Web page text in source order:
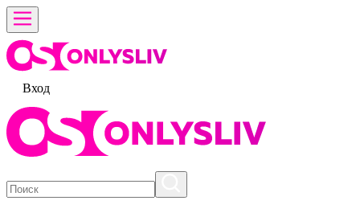
Вход